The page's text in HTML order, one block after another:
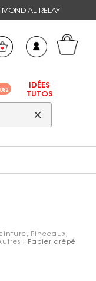
MONDIAL RELAY
IDÉES
TUTOS
Pinceaux,
› Papier crêpé